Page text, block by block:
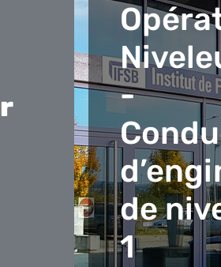
-
de
1